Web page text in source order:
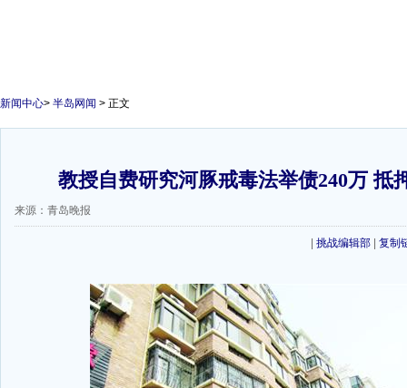
新闻中心> 半岛网闻 > 正文
教授自费研究河豚戒毒法举债240万 抵
来源：青岛晚报
挑战编辑部 复制